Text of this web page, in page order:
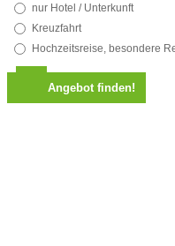
nur Hotel / Unterkunft
Kreuzfahrt
Hochzeitsreise, besondere